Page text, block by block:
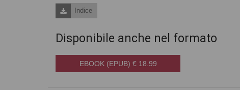
Indice
Disponibile anche nel formato
EBOOK (EPUB) € 18.99